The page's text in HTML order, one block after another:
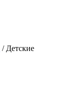
/ Детские